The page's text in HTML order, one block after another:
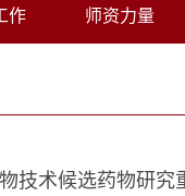
作 师资力量
技术候选药物研究